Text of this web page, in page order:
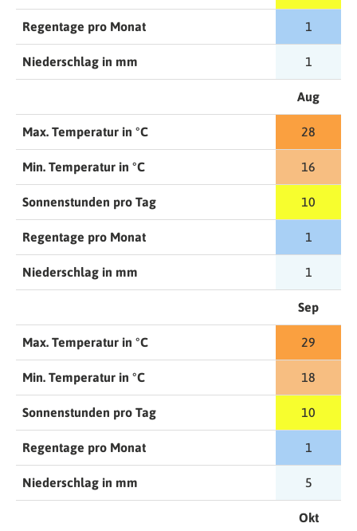
Regentage pro Monat 1
Niederschlag in mm 1
Aug
Max. Temperatur in °C 28
Min. Temperatur in °C 16
Sonnenstunden pro Tag 10
Regentage pro Monat 1
Niederschlag in mm 1
Sep
Max. Temperatur in °C 29
Min. Temperatur in °C 18
Sonnenstunden pro Tag 10
Regentage pro Monat 1
Niederschlag in mm 5
Okt